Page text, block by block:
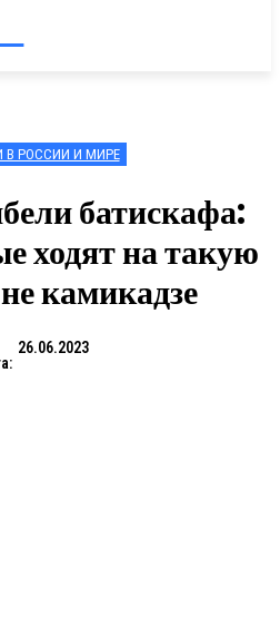
В РОССИИ И МИРЕ
батискафа:
ходят на такую
камикадзе
26.06.2023